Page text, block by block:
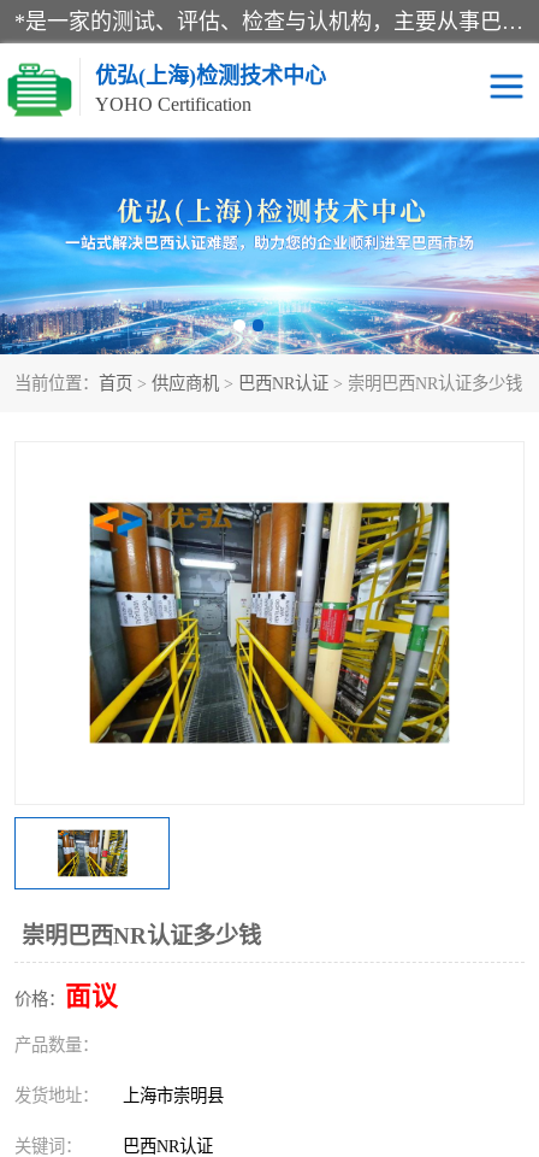
*是一家的测试、评估、检查与认机构，主要从事巴西NR10认证、NR12认证、NR13认证；ANATEL认证、INMTRO认证，欧盟CE认证：MD认证，PED认证，MID认证，ATEX认证，德国蓝色天使认证。
优弘(上海)检测技术中心
YOHO Certification
当前位置： 首页 > 供应商机 > 巴西NR认证 > 崇明巴西NR认证多少钱
崇明巴西NR认证多少钱
价格： 面议
产品数量：
发货地址： 上海市崇明县
关键词： 巴西NR认证
RECYCLASS认证 NR10认证
NR12认证 NR13认证
ART认证 巴西NR认证
巴西认证 RETIE认证